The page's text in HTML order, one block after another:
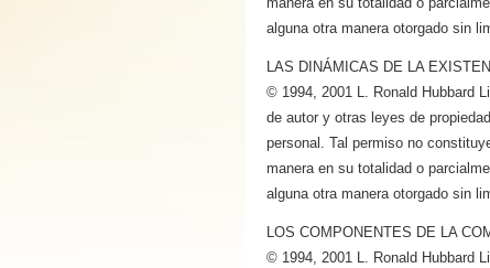
alguna otra manera otorgado sin
LAS DINÁMICAS DE LA
© 1994, 2001 L. Ronald Hubbard
de autor y otras leyes de
personal. Tal permiso no
manera en su totalidad o
alguna otra manera otorgado sin
LOS COMPONENTES DE LA
© 1994, 2001 L. Ronald Hubbard